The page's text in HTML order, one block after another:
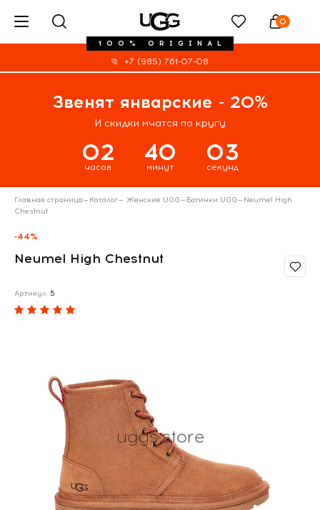
100% ORIGINAL
0
+7 (985) 761-07-08
Звенят январские - 20%
И скидки мчатся по кругу
02
часов
40
минут
03
секунд
Главная страница— Каталог— Женские UGG— Ботинки UGG— Neumel High
Chestnut
-44%
Neumel High Chestnut
Артикул: 5